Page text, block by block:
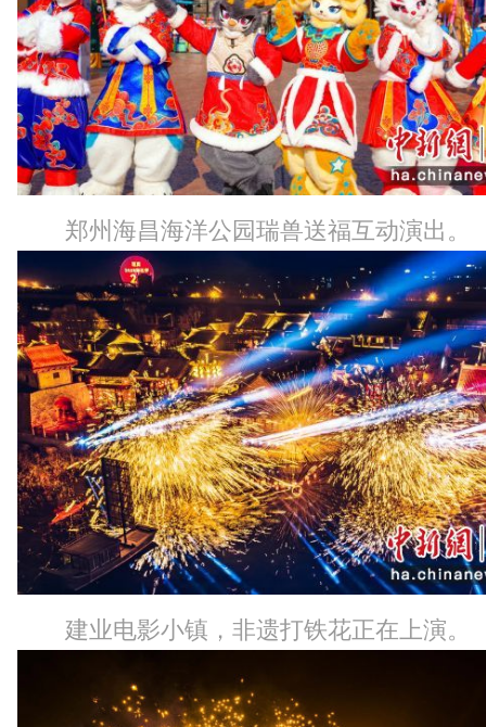
郑州海昌海洋公园瑞兽送福互动演出。
建业电影小镇，非遗打铁花正在上演。